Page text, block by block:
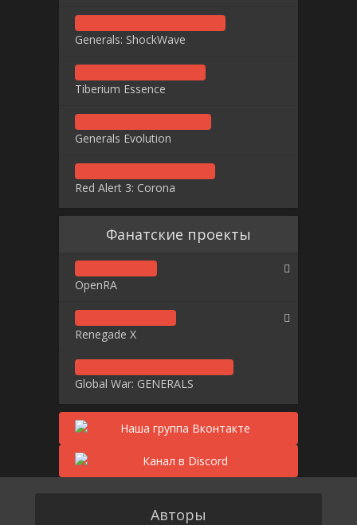
Generals: ShockWave
Tiberium Essence
Generals Evolution
Red Alert 3: Corona
Фанатские проекты
OpenRA
Renegade X
Global War: GENERALS
Авторы